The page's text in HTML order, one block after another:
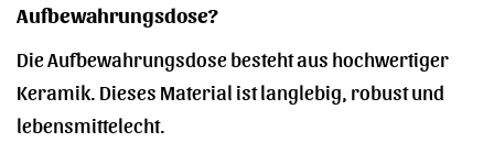
Aufbewahrungsdose?
Die Aufbewahrungsdose besteht aus hochwertiger
Keramik. Dieses Material ist langlebig, robust und
lebensmittelecht.